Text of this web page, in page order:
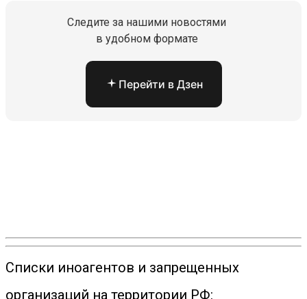
Следите за нашими новостями
в удобном формате
Перейти в Дзен
Списки иноагентов и запрещенных
организаций на территории РФ: